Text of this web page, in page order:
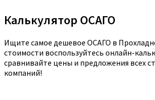
Калькулятор ОСАГО
Ищите самое дешевое ОСАГО в
стоимости воспользуйтесь онлайн-
сравнивайте цены и предложения всех
компаний!